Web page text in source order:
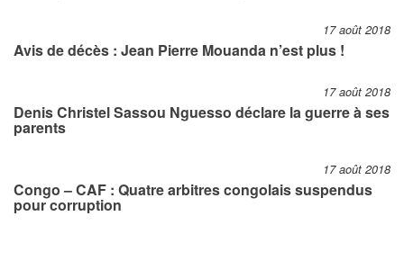
17 août 2018
Avis de décès : Jean Pierre Mouanda n’est plus !
17 août 2018
Denis Christel Sassou Nguesso déclare la guerre à ses
parents
17 août 2018
Congo – CAF : Quatre arbitres congolais suspendus
pour corruption